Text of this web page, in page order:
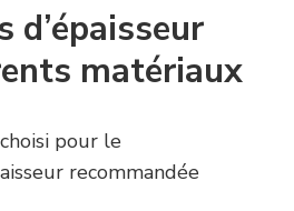
d’épaisseur
matériaux
pour le
recommandée